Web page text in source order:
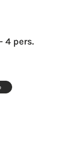
4 pers.